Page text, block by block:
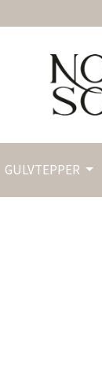
GULVTEPPER